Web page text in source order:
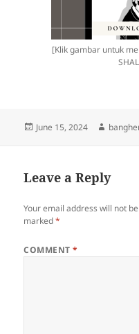
[Klik gambar untuk
Posted
June 15, 2024 Author
Leave a Reply
Your email address will not
marked*
COMMENT*